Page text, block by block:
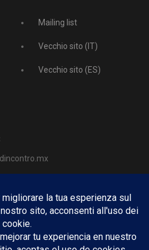
Mailing list
Vecchio sito (IT)
Vecchio sito (ES)